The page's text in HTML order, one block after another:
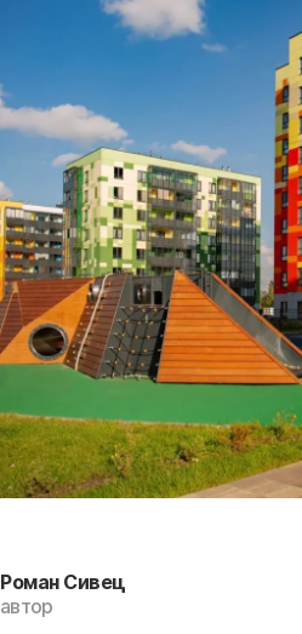
Роман Сивец
автор